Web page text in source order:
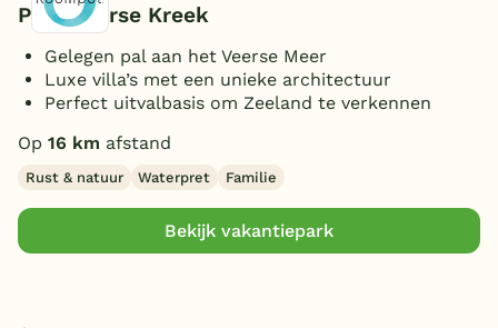
Park Veerse Kreek
Gelegen pal aan het Veerse Meer
Luxe villa’s met een unieke architectuur
Perfect uitvalbasis om Zeeland te verkennen
Op 16 km afstand
Rust & natuur Waterpret Familie
Bekijk vakantiepark